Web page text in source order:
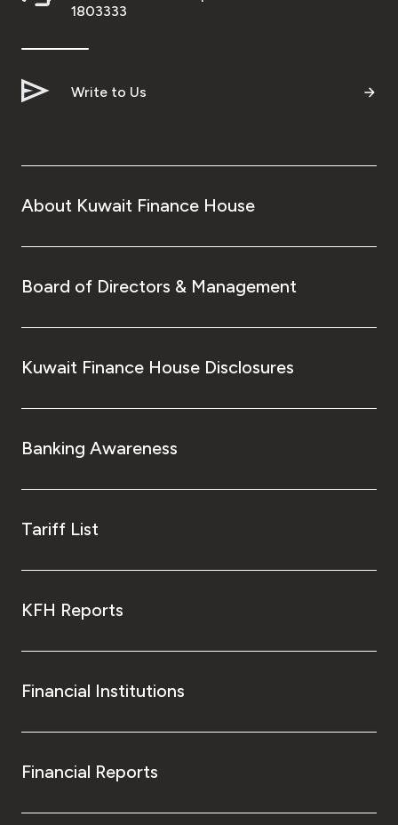
1803333
Write to Us
About Kuwait Finance House
Board of Directors & Management
Kuwait Finance House Disclosures
Banking Awareness
Tariff List
KFH Reports
Financial Institutions
Financial Reports